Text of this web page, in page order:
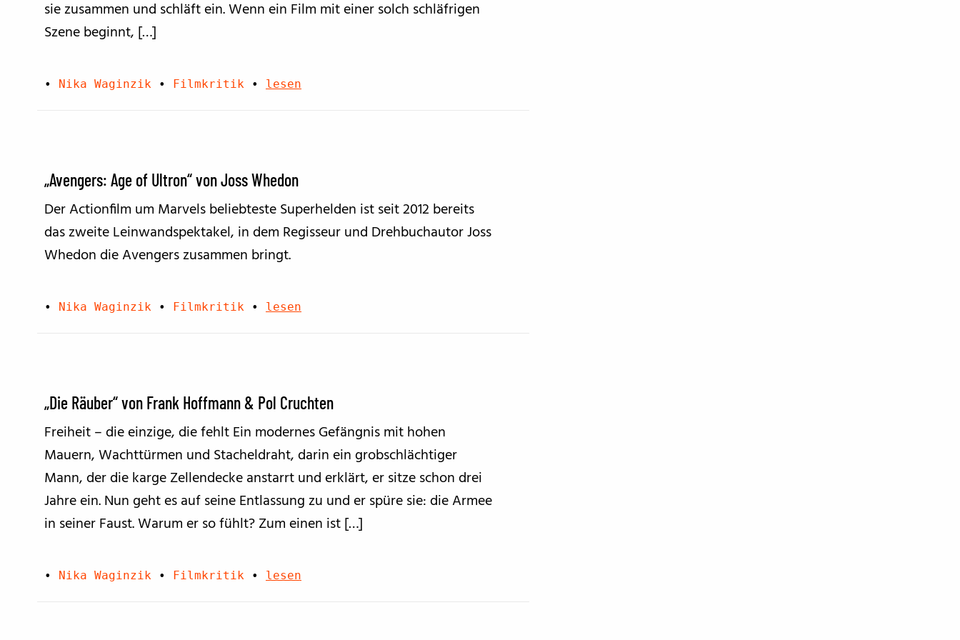
sie zusammen und schläft ein. Wenn ein Film mit einer solch schläfrigen
Szene beginnt, […]
• Nika Waginzik • Filmkritik • lesen
„Avengers: Age of Ultron“ von Joss Whedon
Der Actionfilm um Marvels beliebteste Superhelden ist seit 2012 bereits
das zweite Leinwandspektakel, in dem Regisseur und Drehbuchautor Joss
Whedon die Avengers zusammen bringt.
• Nika Waginzik • Filmkritik • lesen
„Die Räuber“ von Frank Hoffmann & Pol Cruchten
Freiheit – die einzige, die fehlt Ein modernes Gefängnis mit hohen
Mauern, Wachttürmen und Stacheldraht, darin ein grobschlächtiger
Mann, der die karge Zellendecke anstarrt und erklärt, er sitze schon drei
Jahre ein. Nun geht es auf seine Entlassung zu und er spüre sie: die Armee
in seiner Faust. Warum er so fühlt? Zum einen ist […]
• Nika Waginzik • Filmkritik • lesen